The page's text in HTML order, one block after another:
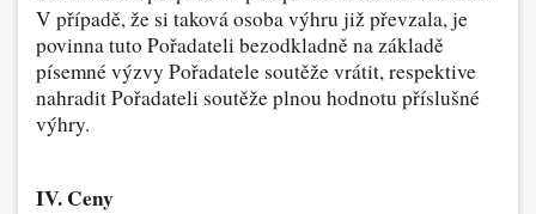
V případě, že si taková osoba výhru již převzala, je
povinna tuto Pořadateli bezodkladně na základě
písemné výzvy Pořadatele soutěže vrátit, respektive
nahradit Pořadateli soutěže plnou hodnotu příslušné
výhry.
IV. Ceny